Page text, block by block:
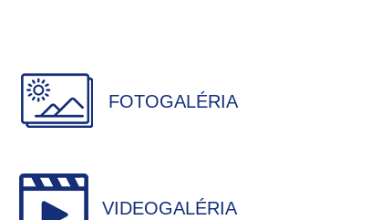
FOTOGALÉRIA
VIDEOGALÉRIA